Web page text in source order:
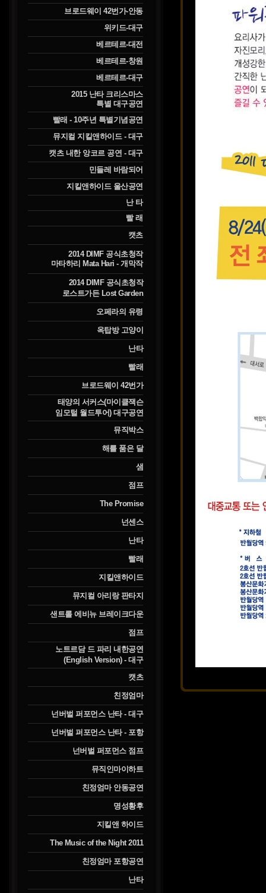
브로드웨이 42번가-안동
위키드-대구
베르테르-대전
베르테르-창원
베르테르-대구
2015 난타 크리스마스
특별 대구공연
빨래 - 10주년 특별기념공연
뮤지컬 지킬앤하이드 - 대구
캣츠 내한 앙코르 공연 - 대구
민들레 바람되어
지킬앤하이드 울산공연
난 타
빨 래
캣츠
2014 DIMF 공식초청작
마타하리 Mata Hari - 개막작
2014 DIMF 공식초청작
로스트가든 Lost Garden
오페라의 유령
옥탑방 고양이
난타
빨래
브로드웨이 42번가
태양의 서커스(마이클잭슨
임모털 월드투어) 대구공연
뮤직박스
해를 품은 달
샘
점프
The Promise
넌센스
난타
빨래
지킬앤하이드
뮤지컬 아리랑 판타지
샌트롤 에비뉴 브레이크다운
점프
노트르담 드 파리 내한공연
(English Version) - 대구
캣츠
친정엄마
넌버벌 퍼포먼스 난타 - 대구
넌버벌 퍼포먼스 난타 - 포항
넌버벌 퍼포먼스 점프
뮤직인마이하트
친정엄마 안동공연
명성황후
지킬앤 하이드
The Music of the Night 2011
친정엄마 포항공연
난타